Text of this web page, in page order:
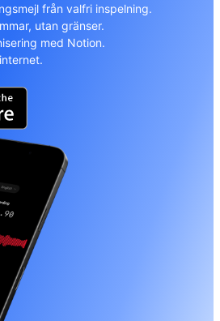
från valfri inspelning.
utan gränser.
med Notion.